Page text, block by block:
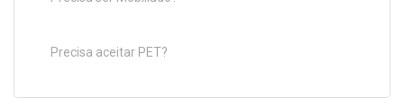
Precisa aceitar PET?